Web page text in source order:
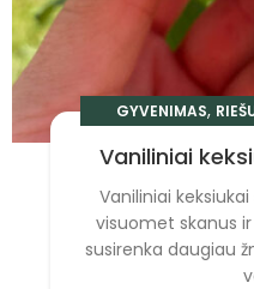
GYVENIMAS,
Vaniliniai
Vaniliniai
visuomet skanus
susirenka daugiau